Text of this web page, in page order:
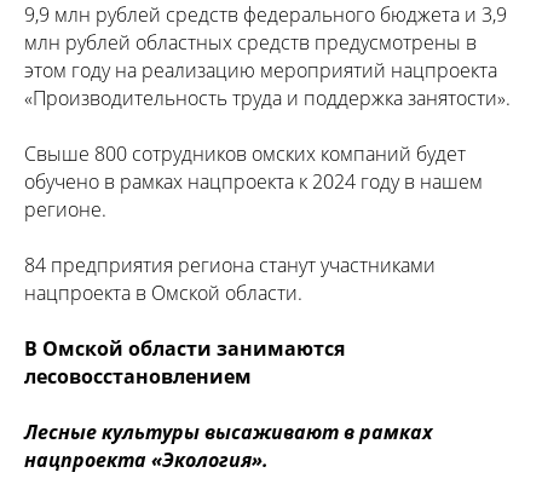
9,9 млн рублей средств федерального бюджета и 3,9
млн рублей областных средств предусмотрены в
этом году на реализацию мероприятий нацпроекта
«Производительность труда и поддержка занятости».
Свыше 800 сотрудников омских компаний будет
обучено в рамках нацпроекта к 2024 году в нашем
регионе.
84 предприятия региона станут участниками
нацпроекта в Омской области.
В Омской области занимаются
лесовосстановлением
Лесные культуры высаживают в рамках
нацпроекта «Экология».